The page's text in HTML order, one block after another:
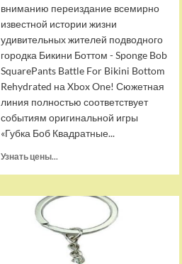
вниманию переиздание всемирно
известной истории жизни
удивительных жителей подводного
городка Бикини Боттом - Sponge Bob
SquarePants Battle For Bikini Bottom
Rehydrated на Xbox One! Сюжетная
линия полностью соответствует
событиям оригинальной игры
«Губка Боб Квадратные...
Узнать цены...
Игра
SquarePants
Battle